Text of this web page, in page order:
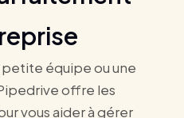
petite équipe ou une
offre les
vous aider à gérer